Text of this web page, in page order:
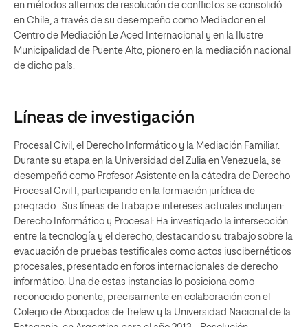
en métodos alternos de resolución de conflictos se consolidó
en Chile, a través de su desempeño como Mediador en el
Centro de Mediación Le Aced Internacional y en la Ilustre
Municipalidad de Puente Alto, pionero en la mediación nacional
de dicho país.
Líneas de investigación
Procesal Civil, el Derecho Informático y la Mediación Familiar.
Durante su etapa en la Universidad del Zulia en Venezuela, se
desempeñó como Profesor Asistente en la cátedra de Derecho
Procesal Civil I, participando en la formación jurídica de
pregrado. Sus líneas de trabajo e intereses actuales incluyen:
Derecho Informático y Procesal: Ha investigado la intersección
entre la tecnología y el derecho, destacando su trabajo sobre la
evacuación de pruebas testificales como actos iuscibernéticos
procesales, presentado en foros internacionales de derecho
informático. Una de estas instancias lo posiciona como
reconocido ponente, precisamente en colaboración con el
Colegio de Abogados de Trelew y la Universidad Nacional de la